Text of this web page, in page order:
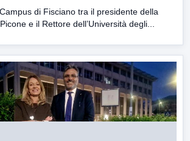
di Fisciano tra il presidente della
e il Rettore dell’Università degli...